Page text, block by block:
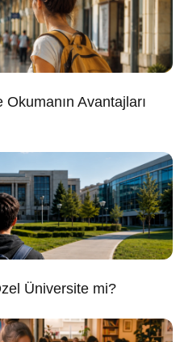
Okumanın Avantajları
Üniversite mi?